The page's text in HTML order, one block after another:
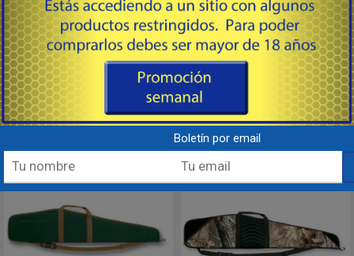
negra con panel camo. Acolchado
protector suave de lujo, Cremallera
resistente con pastilla
personalizada, Carcasa exterior de
nailon duradero y resistente al
agua, Tapa de extremo con
costura de vinilo para protecc...
USD 91
negra con panel camo.
Acolchado protector suave de
lujo, Cremallera resistente con
pastilla personalizada,
Carcasa exterior de nailon
duradero y resistente al agua,
Tapa de extremo con costura de
USD 91
Boletín por email